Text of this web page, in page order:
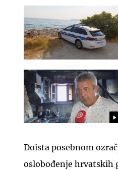
Doista posebnom
oslobođenje hrvatskih